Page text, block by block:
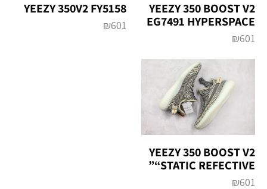
YEEZY 350 BOOST V2
EG7491 HYPERSPACE
₪601
YEEZY 350V2 FY5158
₪601
YEEZY 350 BOOST V2
“STATIC REFECTIVE”
₪601